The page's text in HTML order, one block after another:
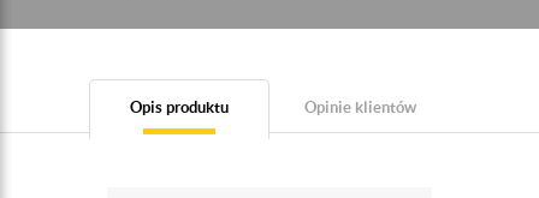
Opis produktu Opinie klientów